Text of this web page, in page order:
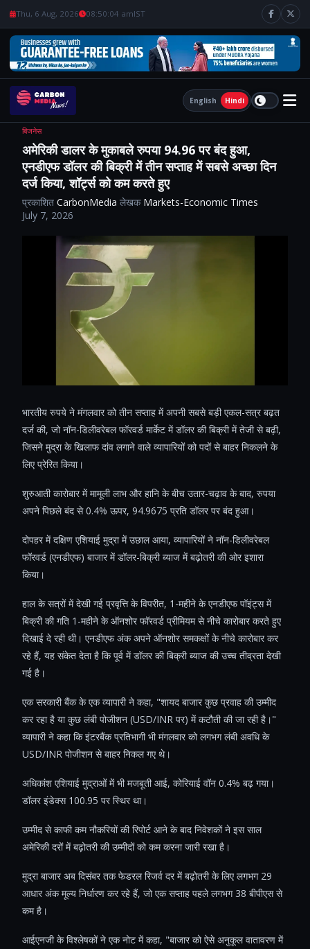
Thu, 6 Aug, 2026 08:50:05 amIST
English Hindi
बिजनेस
अमेरिकी डालर के मुकाबले रुपया 94.96 पर बंद हुआ,
एनडीएफ डॉलर की बिक्री में तीन सप्ताह में सबसे अच्छा दिन
दर्ज किया, शॉर्ट्स को कम करते हुए
प्रकाशित CarbonMedia लेखक Markets-Economic Times
July 7, 2026
भारतीय रुपये ने मंगलवार को तीन सप्ताह में अपनी सबसे बड़ी एकल-सत्र बढ़त
दर्ज की, जो नॉन-डिलीवरेबल फॉरवर्ड मार्केट में डॉलर की बिक्री में तेजी से बढ़ी,
जिसने मुद्रा के खिलाफ दांव लगाने वाले व्यापारियों को पदों से बाहर निकलने के
लिए प्रेरित किया।
शुरुआती कारोबार में मामूली लाभ और हानि के बीच उतार-चढ़ाव के बाद, रुपया
अपने पिछले बंद से 0.4% ऊपर, 94.9675 प्रति डॉलर पर बंद हुआ।
दोपहर में दक्षिण एशियाई मुद्रा में उछाल आया, व्यापारियों ने नॉन-डिलीवरेबल
फॉरवर्ड (एनडीएफ) बाजार में डॉलर-बिक्री ब्याज में बढ़ोतरी की ओर इशारा
किया।
हाल के सत्रों में देखी गई प्रवृत्ति के विपरीत, 1-महीने के एनडीएफ पॉइंट्स में
बिक्री की गति 1-महीने के ऑनशोर फॉरवर्ड प्रीमियम से नीचे कारोबार करते हुए
दिखाई दे रही थी। एनडीएफ अंक अपने ऑनशोर समकक्षों के नीचे कारोबार कर
रहे हैं, यह संकेत देता है कि पूर्व में डॉलर की बिक्री ब्याज की उच्च तीव्रता देखी
गई है।
एक सरकारी बैंक के एक व्यापारी ने कहा, "शायद बाजार कुछ प्रवाह की उम्मीद
कर रहा है या कुछ लंबी पोजीशन (USD/INR पर) में कटौती की जा रही है।"
व्यापारी ने कहा कि इंटरबैंक प्रतिभागी भी मंगलवार को लगभग लंबी अवधि के
USD/INR पोजीशन से बाहर निकल गए थे।
अधिकांश एशियाई मुद्राओं में भी मजबूती आई, कोरियाई वॉन 0.4% बढ़ गया।
डॉलर इंडेक्स 100.95 पर स्थिर था।
उम्मीद से काफी कम नौकरियों की रिपोर्ट आने के बाद निवेशकों ने इस साल
अमेरिकी दरों में बढ़ोतरी की उम्मीदों को कम करना जारी रखा है।
मुद्रा बाजार अब दिसंबर तक फेडरल रिजर्व दर में बढ़ोतरी के लिए लगभग 29
आधार अंक मूल्य निर्धारण कर रहे हैं, जो एक सप्ताह पहले लगभग 38 बीपीएस से
कम है।
आईएनजी के विश्लेषकों ने एक नोट में कहा, "बाजार को ऐसे अनुकूल वातावरण में